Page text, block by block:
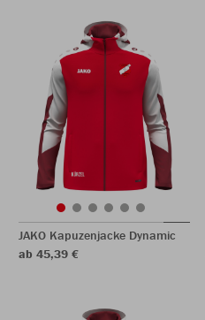
JAKO Kapuzenjacke Dynamic
ab 45,39 €